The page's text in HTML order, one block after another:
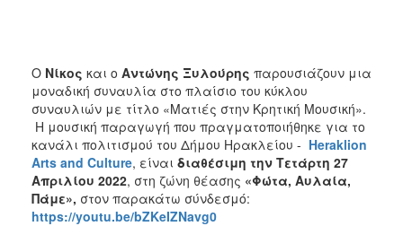
Ο Νίκος και ο Αντώνης Ξυλούρης παρουσιάζουν μια
μοναδική συναυλία στο πλαίσιο του κύκλου
συναυλιών με τίτλο «Ματιές στην Κρητική Μουσική».
Η μουσική παραγωγή που πραγματοποιήθηκε για το
κανάλι πολιτισμού του Δήμου Ηρακλείου - Heraklion
Arts and Culture, είναι διαθέσιμη την Τετάρτη 27
Απριλίου 2022, στη ζώνη θέασης «Φώτα, Αυλαία,
Πάμε», στον παρακάτω σύνδεσμό:
https://youtu.be/bZKeIZNavg0